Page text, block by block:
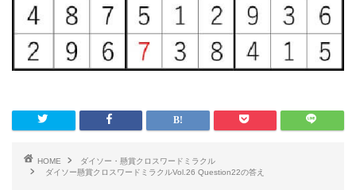
HOME
ダイソー・懸賞クロスワードミラクル
ダイソー懸賞クロスワードミラクルVol.26 Question22の答え